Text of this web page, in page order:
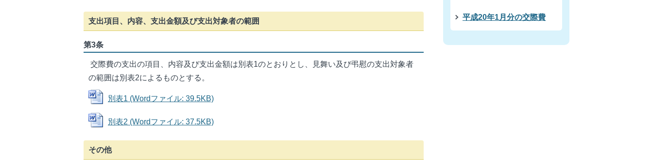
支出項目、内容、支出金額及び支出対象者の範囲
第3条
交際費の支出の項目、内容及び支出金額は別表1のとおりとし、見舞い及び弔慰の支出対象者
の範囲は別表2によるものとする。
別表1 (Wordファイル: 39.5KB)
別表2 (Wordファイル: 37.5KB)
その他
平成20年1月分の交際費